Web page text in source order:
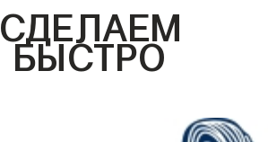
СДЕЛАЕМ
БЫСТРО